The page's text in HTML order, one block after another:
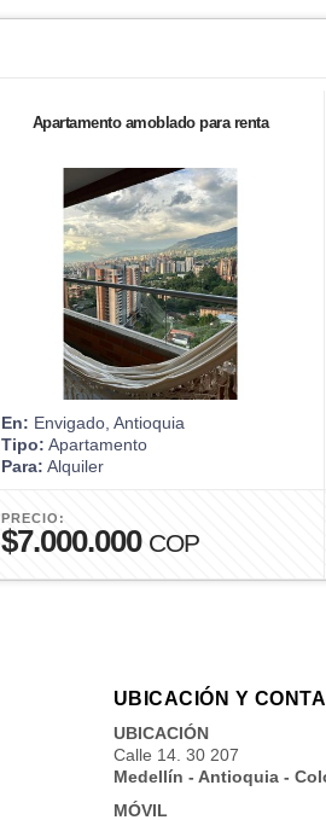
Apartamento amoblado para renta
En: Envigado, Antioquia
Tipo: Apartamento
Para: Alquiler
PRECIO:
$7.000.000 COP
UBICACIÓN Y
UBICACIÓN
Calle 14. 30 207
Medellín - Antioquia -
MÓVIL